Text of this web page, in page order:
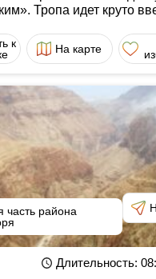
Тропа идет круто
к
На карте
часть района
Длительность: